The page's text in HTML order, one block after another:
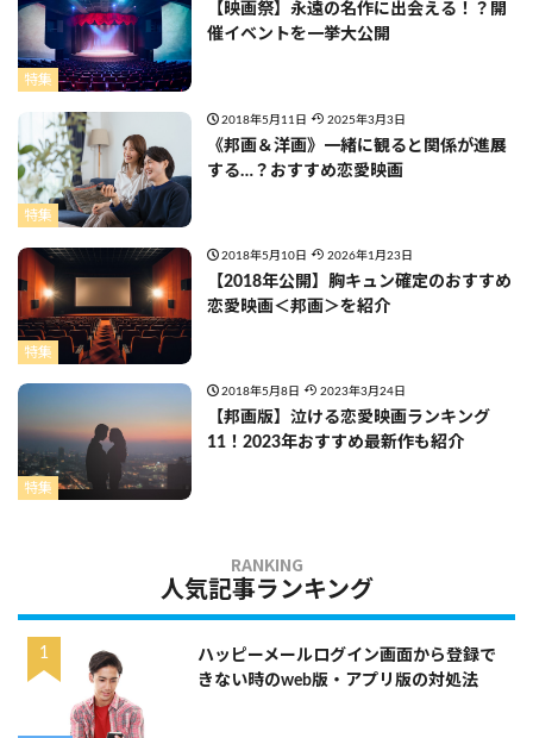
特集
【映画祭】永遠の名作に出会える！？開
催イベントを一挙大公開
特集
2018年5月11日 2025年3月3日
《邦画＆洋画》一緒に観ると関係が進展
する…？おすすめ恋愛映画
特集
2018年5月10日 2026年1月23日
【2018年公開】胸キュン確定のおすすめ
恋愛映画＜邦画＞を紹介
特集
2018年5月8日 2023年3月24日
【邦画版】泣ける恋愛映画ランキング
11！2023年おすすめ最新作も紹介
人気記事ランキング
ハッピーメールログイン画面から登録で
きない時のweb版・アプリ版の対処法